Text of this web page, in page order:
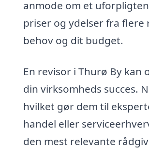
anmode om et
priser og ydelser fra
behov og dit budget.
En revisor i Thurø By
din virksomheds succes.
hvilket gør dem til
handel eller
den mest relevante